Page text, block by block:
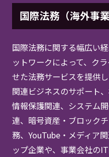
国際法務（海外事
国際法務に関する幅広い
ットワークによって、ク
せた法務サービスを提供
関連ビジネスのサポート
情報保護関連、システム
連、暗号資産・ブロック
務、YouTube・メディア
ップ企業や、事業会社の